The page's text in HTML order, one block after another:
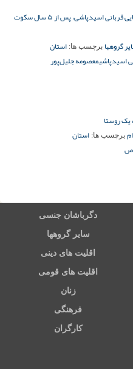
سوختم و ساختم؛ پوران پوریایی قربانی اسیدپاشی، پس از ۵ سال سکوت
گروهها برچسب ها: استان
اسیدپاشیمعصومه جلیل‌پور
روستا
برچسب ها: استان
دگرباشان جنسی
سایر گروهها
اقلیت های دینی
اقلیت های قومی
زنان
فرهنگی
کارگران